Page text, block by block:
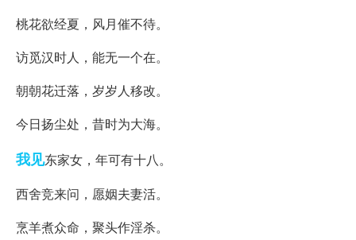
桃花欲经夏，风月催不待。
访觅汉时人，能无一个在。
朝朝花迁落，岁岁人移改。
今日扬尘处，昔时为大海。
我见东家女，年可有十八。
西舍竞来问，愿姻夫妻活。
烹羊煮众命，聚头作淫杀。